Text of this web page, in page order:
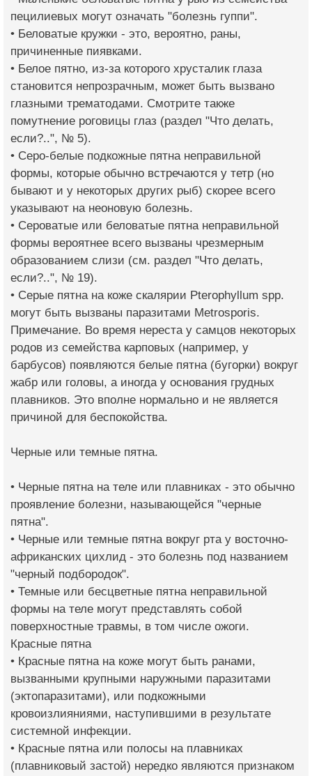
пецилиевых могут означать "болезнь гуппи".
• Беловатые кружки - это, вероятно, раны,
причиненные пиявками.
• Белое пятно, из-за которого хрусталик глаза
становится непрозрачным, может быть вызвано
глазными трематодами. Смотрите также
помутнение роговицы глаз (раздел "Что делать,
если?..", № 5).
• Серо-белые подкожные пятна неправильной
формы, которые обычно встречаются у тетр (но
бывают и у некоторых других рыб) скорее всего
указывают на неоновую болезнь.
• Сероватые или беловатые пятна неправильной
формы вероятнее всего вызваны чрезмерным
образованием слизи (см. раздел "Что делать,
если?..", № 19).
• Серые пятна на коже скалярии Pterophyllum spp.
могут быть вызваны паразитами Metrosporis.
Примечание. Во время нереста у самцов некоторых
родов из семейства карповых (например, у
барбусов) появляются белые пятна (бугорки) вокруг
жабр или головы, а иногда у основания грудных
плавников. Это вполне нормально и не является
причиной для беспокойства.
Черные или темные пятна.
• Черные пятна на теле или плавниках - это обычно
проявление болезни, называющейся "черные
пятна".
• Черные или темные пятна вокруг рта у восточно-
африканских цихлид - это болезнь под названием
"черный подбородок".
• Темные или бесцветные пятна неправильной
формы на теле могут представлять собой
поверхностные травмы, в том числе ожоги.
Красные пятна
• Красные пятна на коже могут быть ранами,
вызванными крупными наружными паразитами
(эктопаразитами), или подкожными
кровоизлияниями, наступившими в результате
системной инфекции.
• Красные пятна или полосы на плавниках
(плавниковый застой) нередко являются признаком